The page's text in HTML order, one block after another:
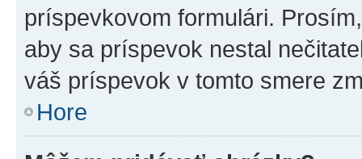
príspevkovom formulári.
aby sa príspevok nestal
váš príspevok v tomto smere
Hore